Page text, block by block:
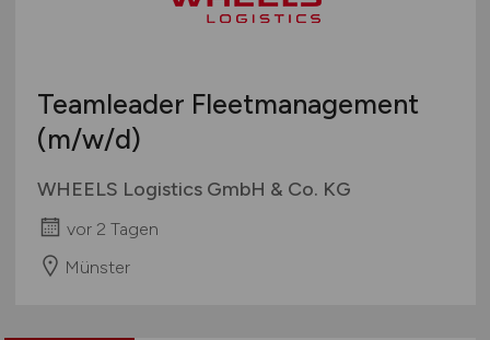
Teamleader Fleetmanagement
(m/w/d)
WHEELS Logistics GmbH & Co. KG
vor 2 Tagen
Münster